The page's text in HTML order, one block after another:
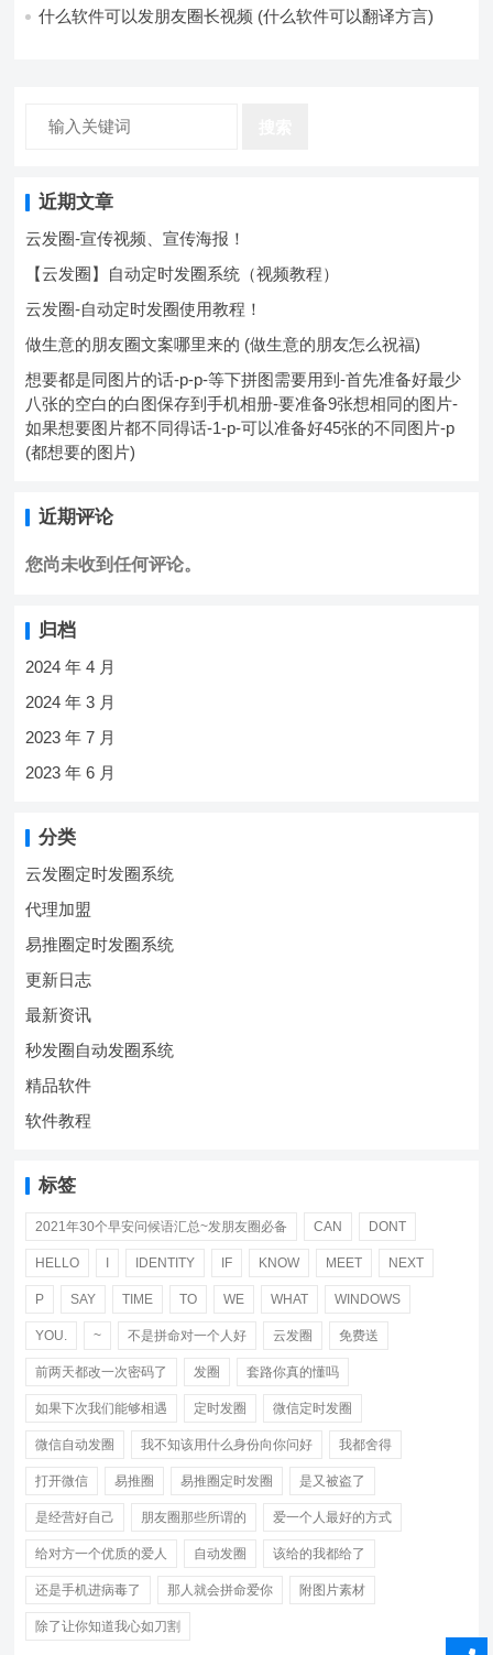
什么软件可以发朋友圈长视频 (什么软件可以翻译方言)
近期文章
云发圈-宣传视频、宣传海报！
【云发圈】自动定时发圈系统（视频教程）
云发圈-自动定时发圈使用教程！
做生意的朋友圈文案哪里来的 (做生意的朋友怎么祝福)
想要都是同图片的话-p-p-等下拼图需要用到-首先准备好最少
八张的空白的白图保存到手机相册-要准备9张想相同的图片-
如果想要图片都不同得话-1-p-可以准备好45张的不同图片-p
(都想要的图片)
近期评论
您尚未收到任何评论。
归档
2024 年 4 月
2024 年 3 月
2023 年 7 月
2023 年 6 月
分类
云发圈定时发圈系统
代理加盟
易推圈定时发圈系统
更新日志
最新资讯
秒发圈自动发圈系统
精品软件
软件教程
标签
2021年30个早安问候语汇总~发朋友圈必备 CAN DONT
HELLO IDENTITY IF KNOW MEET NEXT
P SAY TIME TO WE WHAT WINDOWS
YOU. ~ 不是拼命对一个人好 云发圈 免费送
前两天都改一次密码了 发圈 套路你真的懂吗
如果下次我们能够相遇 定时发圈 微信定时发圈
微信自动发圈 我不知该用什么身份向你问好 我都舍得
打开微信 易推圈 易推圈定时发圈 是又被盗了
是经营好自己 朋友圈那些所谓的 爱一个人最好的方式
给对方一个优质的爱人 自动发圈 该给的我都给了
还是手机进病毒了 那人就会拼命爱你 附图片素材
除了让你知道我心如刀割